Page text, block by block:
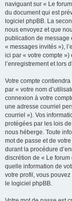
naviguant sur « Le
du document qui est
logiciel phpBB. La
nous envoyez et que
publication de message
« messages invités »),
ici par « votre compte
l’enregistrement et lors
Votre compte
par « votre nom
connexion à votre
une adresse courriel
courriel »). Vos
protégées par les lois
nous héberge. Toute
mot de passe et de
durant la procédure
discrétion de « Le
quelle information de
votre profil, vous
le logiciel phpBB.